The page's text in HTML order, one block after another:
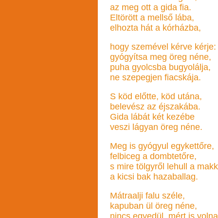
az meg ott a gida fia.
Eltörött a mellső lába,
elhozta hát a kórházba,
hogy szemével kérve kérje:
gyógyítsa meg öreg néne,
puha gyolcsba bugyolálja,
ne szepegjen fiacskája.
S köd előtte, köd utána,
belevész az éjszakába.
Gida lábát két kezébe
veszi lágyan öreg néne.
Meg is gyógyul egykettőre,
felbiceg a dombtetőre,
s mire tölgyről lehull a
a kicsi bak hazaballag.
Mátraalji falu széle,
kapuban ül öreg néne,
nincs egyedül, mért is